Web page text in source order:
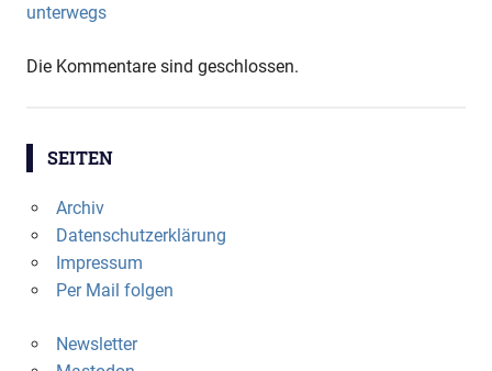
unterwegs
Die Kommentare sind geschlossen.
SEITEN
Archiv
Datenschutzerklärung
Impressum
Per Mail folgen
Newsletter